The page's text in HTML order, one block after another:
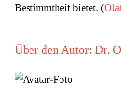
Bestimmtheit bietet. (
Über den Autor: Dr.